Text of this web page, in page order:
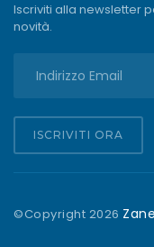
Iscriviti alla newsletter
novità.
ISCRIVITI ORA
©Copyright 2026